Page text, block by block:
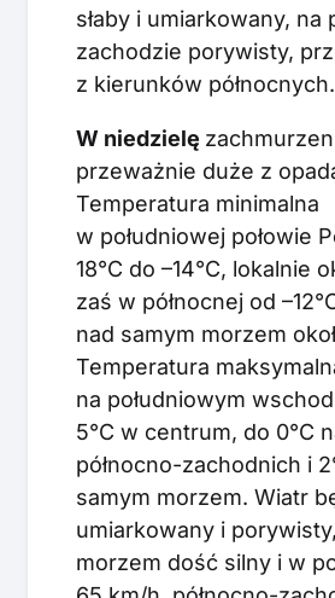
słaby i umiarkowany, na
zachodzie porywisty,
z kierunków północnych.
W niedzielę
przeważnie duże z
Temperatura minimalna
w południowej połowie
18°C do –14°C, lokalnie
zaś w północnej od
nad samym morzem
Temperatura
na południowym
5°C w centrum, do 0°C
północno-zachodnich i
samym morzem. Wiatr
umiarkowany i
morzem dość silny i w